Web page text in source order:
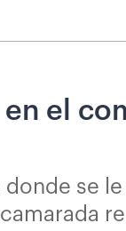
el
se